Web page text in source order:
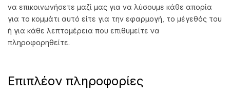
να επικοινωνήσετε μαζί μας για να λύσουμε κάθε απορία
για το κομμάτι αυτό είτε για την εφαρμογή, το μέγεθός του
ή για κάθε λεπτομέρεια που επιθυμείτε να
πληροφορηθείτε.
Επιπλέον πληροφορίες